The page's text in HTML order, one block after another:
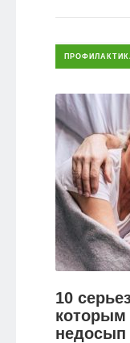
10
которым
недосып